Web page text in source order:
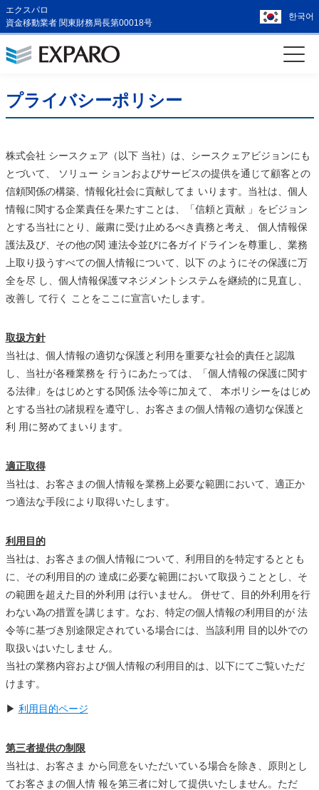
エクスパロ
資金移動業者 関東財務局長第00018号
한국어
プライバシーポリシー
株式会社 シースクェア（以下 当社）は、シースクェアビジョンにも
とづいて、 ソリュー ションおよびサービスの提供を通じて顧客との
信頼関係の構築、情報化社会に貢献してま いります。当社は、個人
情報に関する企業責任を果たすことは、「信頼と貢献 」をビジョン
とする当社にとり、厳粛に受け止めるべき責務と考え、 個人情報保
護法及び、その他の関 連法令並びに各ガイドラインを尊重し、業務
上取り扱うすべての個人情報について、以下 のようにその保護に万
全を尽 し、個人情報保護マネジメントシステムを継続的に見直し、
改善し て行く ことをここに宣言いたします。
取扱方針
当社は、個人情報の適切な保護と利用を重要な社会的責任と認識
し、当社が各種業務を 行うにあたっては、「個人情報の保護に関す
る法律」をはじめとする関係 法令等に加えて、 本ポリシーをはじめ
とする当社の諸規程を遵守し、お客さまの個人情報の適切な保護と
利 用に努めてまいります。
適正取得
当社は、お客さまの個人情報を業務上必要な範囲において、適正か
つ適法な手段により取得いたします。
利用目的
当社は、お客さまの個人情報について、利用目的を特定するととも
に、その利用目的の 達成に必要な範囲において取扱うこととし、そ
の範囲を超えた目的外利用 は行いません。 併せて、目的外利用を行
わない為の措置を講じます。なお、特定の個人情報の利用目的が 法
令等に基づき別途限定されている場合には、当該利用 目的以外での
取扱いはいたしませ ん。
当社の業務内容および個人情報の利用目的は、以下にてご覧いただ
けます。
▶ 利用目的ページ
第三者提供の制限
当社は、お客さま から同意をいただいている場合を除き、原則とし
てお客さまの個人情 報を第三者に対して提供いたしません。ただ